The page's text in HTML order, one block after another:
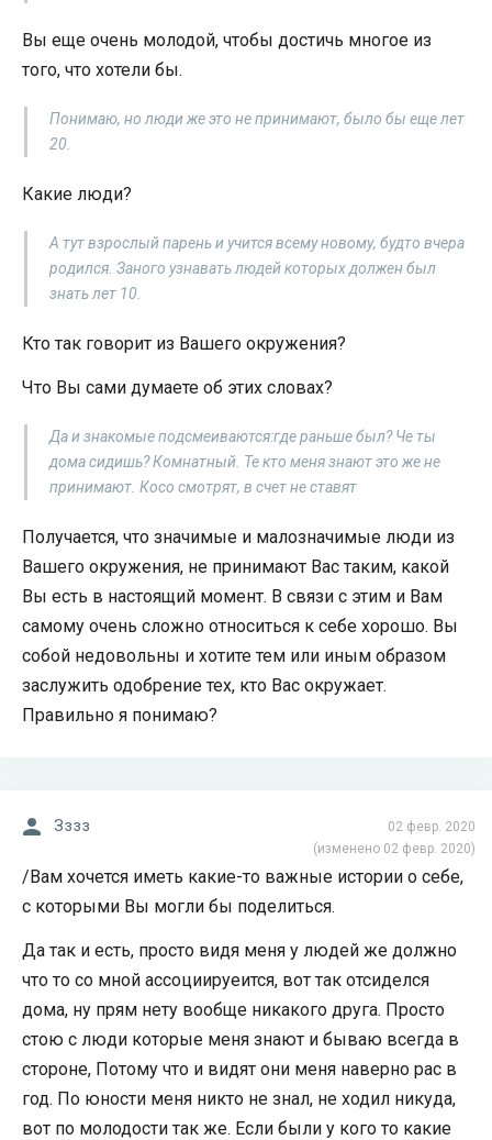
Вы еще очень молодой, чтобы достичь многое из
того, что хотели бы.
Понимаю, но люди же это не принимают, было бы еще лет
20.
Какие люди?
А тут взрослый парень и учится всему новому, будто вчера
родился. Заного узнавать людей которых должен был
знать лет 10.
Кто так говорит из Вашего окружения?
Что Вы сами думаете об этих словах?
Да и знакомые подсмеиваются:где раньше был? Че ты
дома сидишь? Комнатный. Те кто меня знают это же не
принимают. Косо смотрят, в счет не ставят
Получается, что значимые и малозначимые люди из
Вашего окружения, не принимают Вас таким, какой
Вы есть в настоящий момент. В связи с этим и Вам
самому очень сложно относиться к себе хорошо. Вы
собой недовольны и хотите тем или иным образом
заслужить одобрение тех, кто Вас окружает.
Правильно я понимаю?
02 февр. 2020
(изменено 02 февр. 2020)
Зззз
/Вам хочется иметь какие-то важные истории о себе,
с которыми Вы могли бы поделиться.
Да так и есть, просто видя меня у людей же должно
что то со мной ассоциируеится, вот так отсиделся
дома, ну прям нету вообще никакого друга. Просто
стою с люди которые меня знают и бываю всегда в
стороне, Потому что и видят они меня наверно рас в
год. По юности меня никто не знал, не ходил никуда,
вот по молодости так же. Если были у кого то какие